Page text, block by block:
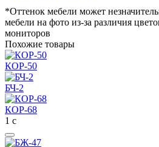
*Оттенок мебели может
мебели на фото из-за различия
мониторов
Похожие товары
КОР-50
БЧ-2
КОР-68
1 с